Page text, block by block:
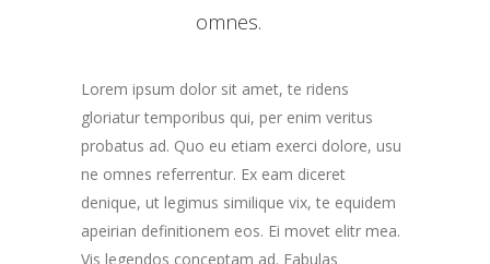
omnes.
Lorem ipsum dolor sit amet, te ridens
gloriatur temporibus qui, per enim veritus
probatus ad. Quo eu etiam exerci dolore, usu
ne omnes referrentur. Ex eam diceret
denique, ut legimus similique vix, te equidem
apeirian definitionem eos. Ei movet elitr mea.
Vis legendos conceptam ad. Fabulas